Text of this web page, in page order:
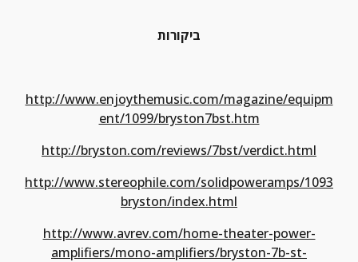
ביקורות
http://www.enjoythemusic.com/magazine/equipm
ent/1099/bryston7bst.htm
http://bryston.com/reviews/7bst/verdict.html
http://www.stereophile.com/solidpoweramps/1093
bryston/index.html
http://www.avrev.com/home-theater-power-
amplifiers/mono-amplifiers/bryston-7b-st-